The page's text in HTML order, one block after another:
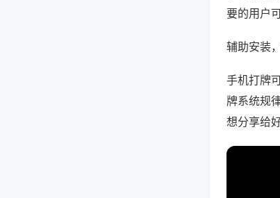
要的用户
辅助安装
手机打牌
牌系统规
想分享给